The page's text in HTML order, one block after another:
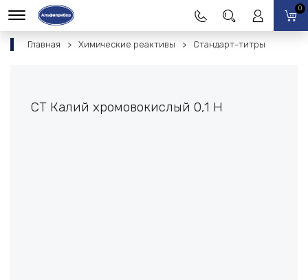
0
Главная Химические реактивы Стандарт-титры
СТ Калий хромовокислый 0,1 Н